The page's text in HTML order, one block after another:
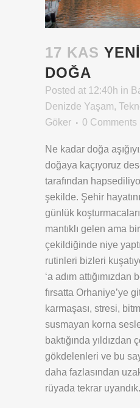
17 KAS
DOĞA
Posted at 12:40h in
Denizde Yaşam,
Göker
0 Comments
Ne kadar doğa
doğaya kaçıyoruz
tarafından
şekilde. Şehir
günlük
mantıklı gelen ama
çekildiğinde niye
rutinleri bizleri
‘a adım
fırsatta Orhaniye’ye
karmaşası, stresi,
susmayan korna
baktığında yıldızdan
gökdelenleri ve bu
daha fazlasından
rüyada tekrar uyandık.